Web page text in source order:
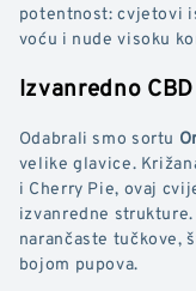
potentnost: cvjetovi
voću i nude visoku
Izvanredno
Odabrali smo sortu
velike glavice.
i Cherry Pie, ovaj
izvanredne
narančaste tučkove,
bojom pupova.